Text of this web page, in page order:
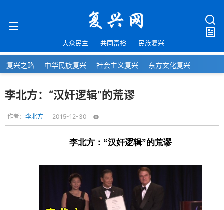
大众民主 共同富裕 民族复兴
复兴之路 中华民族复兴 社会主义复兴 东方文化复兴
李北方：“汉奸逻辑”的荒谬
作者： 李北方 2015-12-30
李北方：“汉奸逻辑”的荒谬